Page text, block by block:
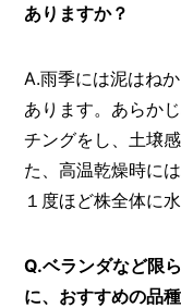
ありますか？
A.雨季には泥はね
あります。あらか
チングをし、土壌
た、高温乾燥時に
１度ほど株全体に
Q.ベランダなど限
に、おすすめの品